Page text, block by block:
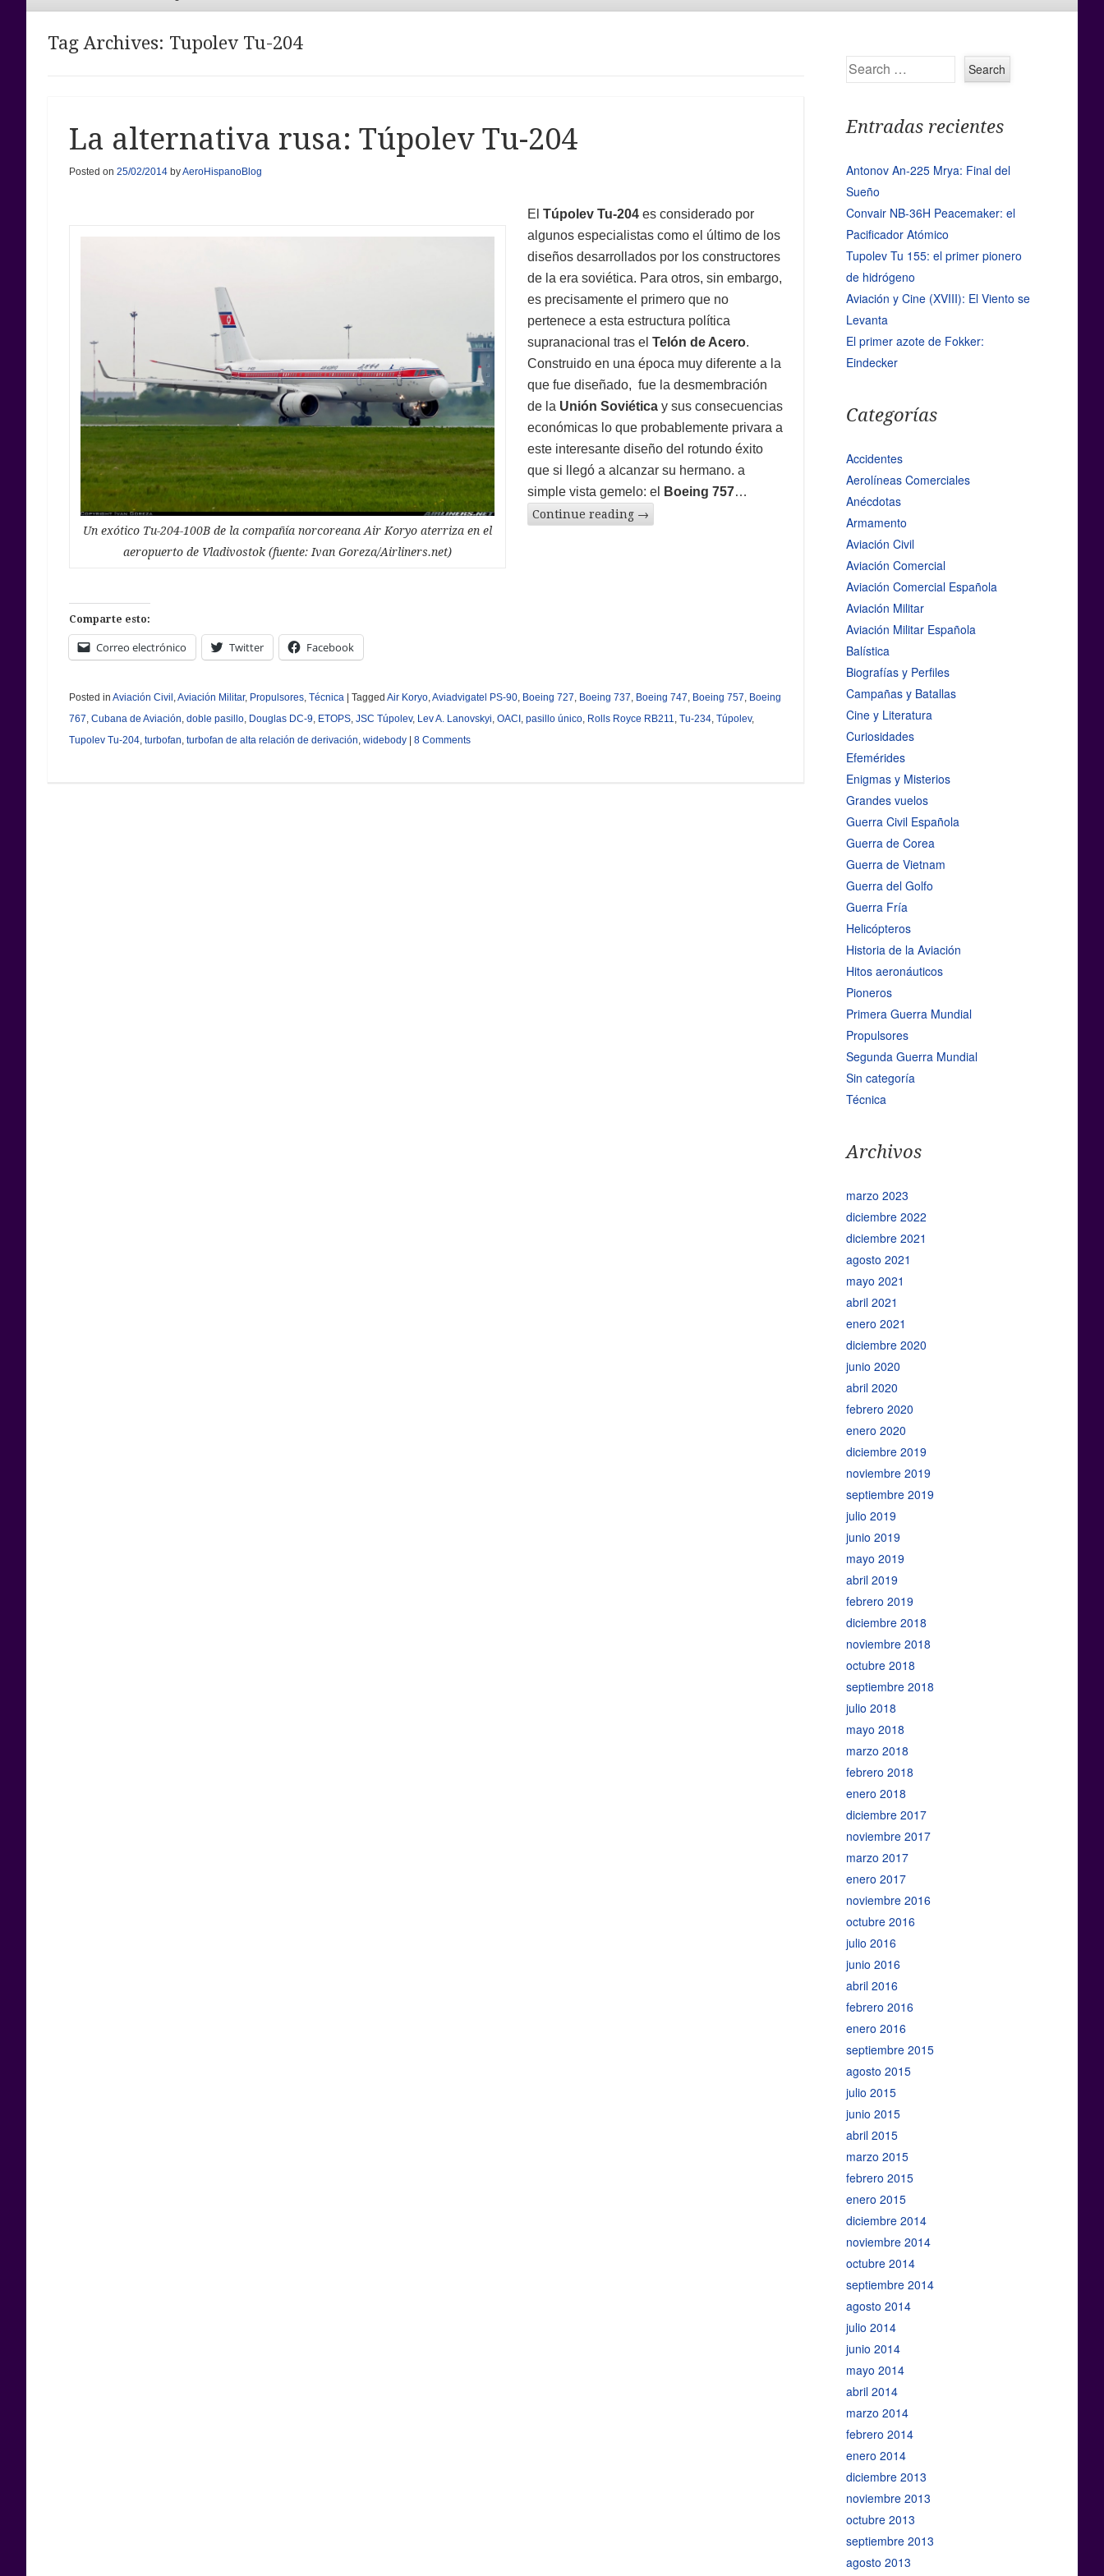
Tag Archives: Tupolev Tu-204
La alternativa rusa: Túpolev Tu-204
Posted on 25/02/2014byAeroHispanoBlog
Un exótico Tu-204-100B de la compañía norcoreana Air Koryo aterriza en el
aeropuerto de Vladivostok (fuente: Ivan Goreza/Airliners.net)
El Túpolev Tu-204es considerado por
algunos especialistas como el último de los
diseños desarrollados por los constructores
de la era soviética. Para otros, sin embargo,
es precisamente el primero que no
pertenece a esta estructura política
supranacional tras el Telón de Acero.
Construido en una época muy diferente a la
que fue diseñado, fue la desmembración
de la Unión Soviéticay sus consecuencias
económicas lo que probablemente privara a
este interesante diseño del rotundo éxito
que si llegó a alcanzar su hermano. a
simple vista gemelo: el
Boeing 757…
Continue reading →
Comparte esto:
Correo electrónico Twitter Facebook
Posted in Aviación Civil ,Aviación Militar, Propulsores, Técnica Tagged Air Koryo,Aviadvigatel PS-90, Boeing 727, Boeing 737, Boeing 747, Boeing 757, Boeing
767, Cubana de Aviación, doble pasillo, Douglas DC-9, ETOPS, JSC Túpolev, Lev A. Lanovskyi, OACI , pasillo único, Rolls Royce RB211, Tu-234, Túpolev,
Tupolev Tu-204, turbofan, turbofan de alta relación de derivación, widebody 8 Comments
Search
Entradas recientes
Antonov An-225 Mrya: Final del
Sueño
Convair NB-36H Peacemaker: el
Pacificador Atómico
Tupolev Tu 155: el primer pionero
de hidrógeno
Aviación y Cine (XVIII): El Viento se
Levanta
El primer azote de Fokker:
Eindecker
Categorías
Accidentes
Aerolíneas Comerciales
Anécdotas
Armamento
Aviación Civil
Aviación Comercial
Aviación Comercial Española
Aviación Militar
Aviación Militar Española
Balística
Biografías y Perfiles
Campañas y Batallas
Cine y Literatura
Curiosidades
Efemérides
Enigmas y Misterios
Grandes vuelos
Guerra Civil Española
Guerra de Corea
Guerra de Vietnam
Guerra del Golfo
Guerra Fría
Helicópteros
Historia de la Aviación
Hitos aeronáuticos
Pioneros
Primera Guerra Mundial
Propulsores
Segunda Guerra Mundial
Sin categoría
Técnica
Archivos
marzo 2023
diciembre 2022
diciembre 2021
agosto 2021
mayo 2021
abril 2021
enero 2021
diciembre 2020
junio 2020
abril 2020
febrero 2020
enero 2020
diciembre 2019
noviembre 2019
septiembre 2019
julio 2019
junio 2019
mayo 2019
abril 2019
febrero 2019
diciembre 2018
noviembre 2018
octubre 2018
septiembre 2018
julio 2018
mayo 2018
marzo 2018
febrero 2018
enero 2018
diciembre 2017
noviembre 2017
marzo 2017
enero 2017
noviembre 2016
octubre 2016
julio 2016
junio 2016
abril 2016
febrero 2016
enero 2016
septiembre 2015
agosto 2015
julio 2015
junio 2015
abril 2015
marzo 2015
febrero 2015
enero 2015
diciembre 2014
noviembre 2014
octubre 2014
septiembre 2014
agosto 2014
julio 2014
junio 2014
mayo 2014
abril 2014
marzo 2014
febrero 2014
enero 2014
diciembre 2013
noviembre 2013
octubre 2013
septiembre 2013
agosto 2013